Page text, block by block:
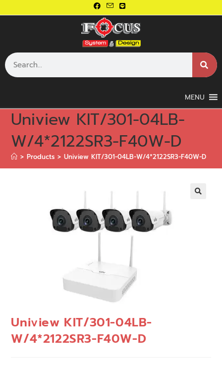
MENU
Uniview KIT/301-04LB-
W/4*2122SR3-F40W-D
> Products > Uniview KIT/301-04LB-W/4*2122SR3-F40W-D
Uniview KIT/301-04LB-
W/4*2122SR3-F40W-D